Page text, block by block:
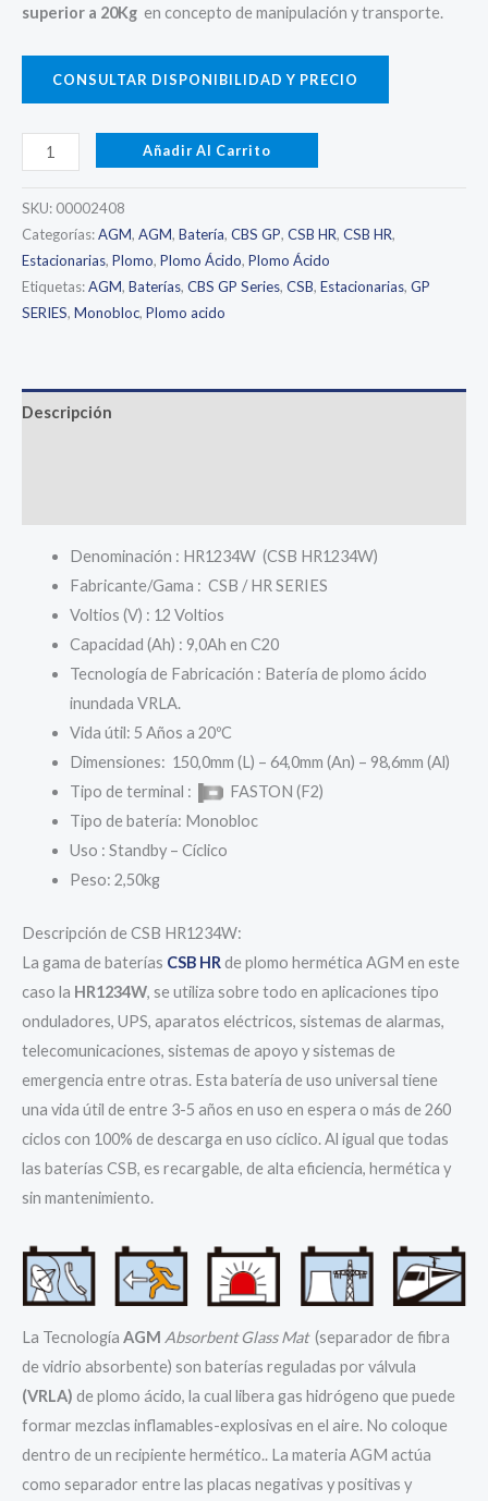
superior a 20Kg en concepto de manipulación y transporte.
CONSULTAR DISPONIBILIDAD Y PRECIO
CSB
HR1234W
-
Batería
AGM
-
12V
F2
Añadir Al Carrito
SKU: 00002408
Categorías:AGM, AGM, Batería, CBS GP, CSB HR, CSB HR,
Estacionarias, Plomo, Plomo Ácido, Plomo Ácido
Etiquetas:AGM, Baterías, CBS GP Series, CSB, Estacionarias, GP
SERIES, Monobloc, Plomo acido
Descripción
Denominación : HR1234W (CSB HR1234W)
Fabricante/Gama : CSB / HR SERIES
Voltios (V) : 12 Voltios
Capacidad (Ah) : 9,0Ah en C20
Tecnología de Fabricación : Batería de plomo ácido
inundada VRLA.
Vida útil: 5 Años a 20ºC
Dimensiones: 150,0mm (L) – 64,0mm (An) – 98,6mm (Al)
Tipo de terminal :
FASTON (F2)
Tipo de batería: Monobloc
Uso : Standby – Cíclico
Peso: 2,50kg
Descripción de CSB HR1234W:
La gama de baterías CSB HR de plomo hermética AGM en este
caso la HR1234W, se utiliza sobre todo en aplicaciones tipo
onduladores, UPS, aparatos eléctricos, sistemas de alarmas,
telecomunicaciones, sistemas de apoyo y sistemas de
emergencia entre otras. Esta batería de uso universal tiene
una vida útil de entre 3-5 años en uso en espera o más de 260
ciclos con 100% de descarga en uso cíclico. Al igual que todas
las baterías CSB, es recargable, de alta eficiencia, hermética y
sin mantenimiento.
La Tecnología AGM Absorbent Glass Mat(separador de fibra
de vidrio absorbente) son baterías reguladas por válvula
(VRLA) de plomo ácido, la cual libera gas hidrógeno que puede
formar mezclas inflamables-explosivas en el aire. No coloque
dentro de un recipiente hermético.. La materia AGM actúa
como separador entre las placas negativas y positivas y